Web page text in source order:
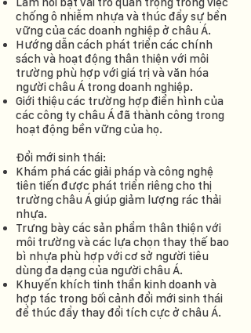
chống ô nhiễm nhựa và thúc đẩy sự bền
vững của các doanh nghiệp ở châu Á.
Hướng dẫn cách phát triển các chính
sách và hoạt động thân thiện với môi
trường phù hợp với giá trị và văn hóa
người châu Á trong doanh nghiệp.
Giới thiệu các trường hợp điển hình của
các công ty châu Á đã thành công trong
hoạt động bền vững của họ.
Đổi mới sinh thái:
Khám phá các giải pháp và công nghệ
tiên tiến được phát triển riêng cho thị
trường châu Á giúp giảm lượng rác thải
nhựa.
Trưng bày các sản phẩm thân thiện với
môi trường và các lựa chọn thay thế bao
bì nhựa phù hợp với cơ sở người tiêu
dùng đa dạng của người châu Á.
Khuyến khích tinh thần kinh doanh và
hợp tác trong bối cảnh đổi mới sinh thái
để thúc đẩy thay đổi tích cực ở châu Á.